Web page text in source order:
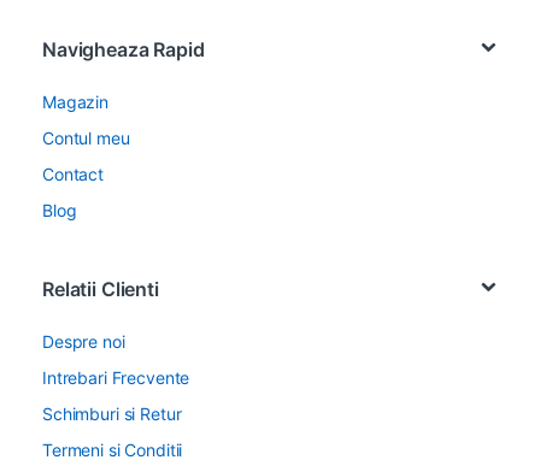
Navigheaza Rapid
Magazin
Contul meu
Contact
Blog
Relatii Clienti
Despre noi
Intrebari Frecvente
Schimburi si Retur
Termeni si Conditii